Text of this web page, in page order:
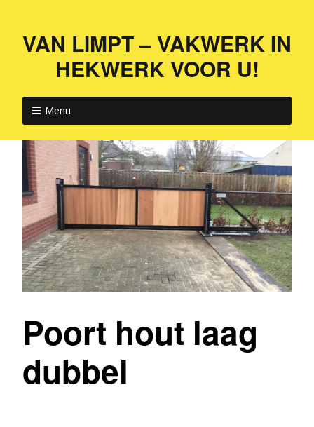
VAN LIMPT – VAKWERK IN
HEKWERK VOOR U!
Menu
Poort hout laag
dubbel